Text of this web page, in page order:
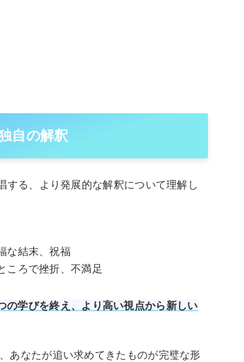
自の解釈
する、より発展的な解釈について理解し
な結末、祝福
ころで挫折、不満足
の学びを終え、より高い視点から新しい
あなたが追い求めてきたものが完璧な形